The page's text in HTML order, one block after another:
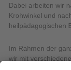
Dabei arbeiten wir
Krohwinkel und
heilpädagogischen
Im Rahmen der
wir mit